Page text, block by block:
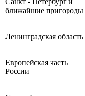
ближайшие пригороды
Ленинградская область
Европейская часть
России